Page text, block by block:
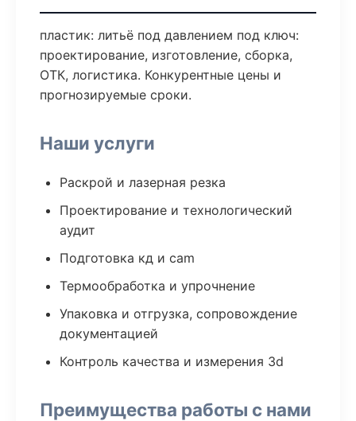
пластик: литьё под давлением под ключ:
проектирование, изготовление, сборка,
ОТК, логистика. Конкурентные цены и
прогнозируемые сроки.
Наши услуги
Раскрой и лазерная резка
Проектирование и технологический
аудит
Подготовка кд и cam
Термообработка и упрочнение
Упаковка и отгрузка, сопровождение
документацией
Контроль качества и измерения 3d
Преимущества работы с нами